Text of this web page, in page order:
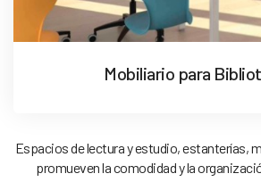
Mobiliario para
Espacios de lectura y estudio, estanterías,
promueven la comodidad y la